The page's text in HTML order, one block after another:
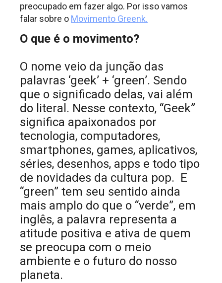
preocupado em fazer algo. Por isso vamos
falar sobre o Movimento Greenk.
O que é o movimento?
O nome veio da junção das
palavras ‘geek’ + ‘green’. Sendo
que o significado delas, vai além
do literal. Nesse contexto, “Geek”
significa apaixonados por
tecnologia, computadores,
smartphones, games, aplicativos,
séries, desenhos, apps e todo tipo
de novidades da cultura pop. E
“green” tem seu sentido ainda
mais amplo do que o “verde”, em
inglês, a palavra representa a
atitude positiva e ativa de quem
se preocupa com o meio
ambiente e o futuro do nosso
planeta.